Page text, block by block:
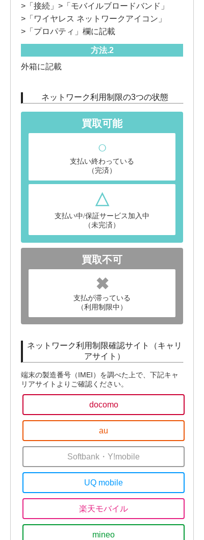
>「接続」>「モバイルブロードバンド」
>「ワイヤレス ネットワークアイコン」
>「プロパティ」欄に記載
外箱に記載
ネットワーク利用制限の3つの状態
買取可能
○
支払い終わっている
（完済）
△
支払い中/保証サービス加入中
（未完済）
買取不可
✖
支払が滞っている
（利用制限中）
ネットワーク利用制限確認サイト（キャリ
アサイト）
端末の製造番号（IMEI）を調べた上で、下記キャ
リアサイトよりご確認ください。
docomo
au
Softbank・Y!mobile
UQ mobile
楽天モバイル
mineo